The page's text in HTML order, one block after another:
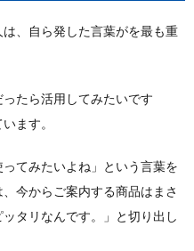
は、自ら発した言葉がを最も重
たら活用してみたいです
ます。
てみたいよね」という言葉を
今からご案内する商品はまさ
タリなんです。」と切り出し